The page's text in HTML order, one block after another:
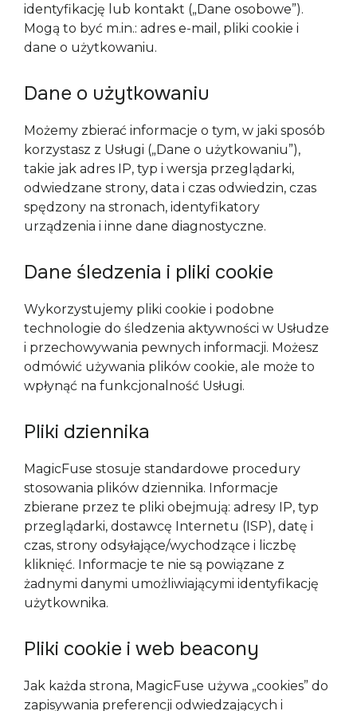
identyfikację lub kontakt („Dane osobowe”).
Mogą to być m.in.: adres e-mail, pliki cookie i
dane o użytkowaniu.
Dane o użytkowaniu
Możemy zbierać informacje o tym, w jaki sposób
korzystasz z Usługi („Dane o użytkowaniu”),
takie jak adres IP, typ i wersja przeglądarki,
odwiedzane strony, data i czas odwiedzin, czas
spędzony na stronach, identyfikatory
urządzenia i inne dane diagnostyczne.
Dane śledzenia i pliki cookie
Wykorzystujemy pliki cookie i podobne
technologie do śledzenia aktywności w Usłudze
i przechowywania pewnych informacji. Możesz
odmówić używania plików cookie, ale może to
wpłynąć na funkcjonalność Usługi.
Pliki dziennika
MagicFuse stosuje standardowe procedury
stosowania plików dziennika. Informacje
zbierane przez te pliki obejmują: adresy IP, typ
przeglądarki, dostawcę Internetu (ISP), datę i
czas, strony odsyłające/wychodzące i liczbę
kliknięć. Informacje te nie są powiązane z
żadnymi danymi umożliwiającymi identyfikację
użytkownika.
Pliki cookie i web beacony
Jak każda strona, MagicFuse używa „cookies” do
zapisywania preferencji odwiedzających i